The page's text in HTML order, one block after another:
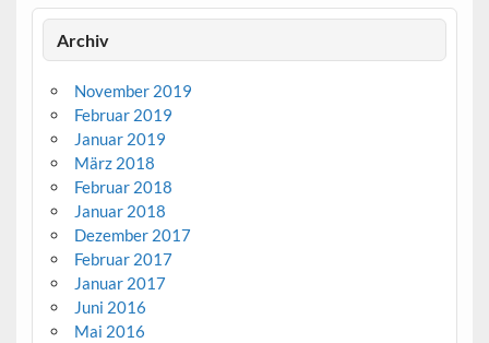
Archiv
November 2019
Februar 2019
Januar 2019
März 2018
Februar 2018
Januar 2018
Dezember 2017
Februar 2017
Januar 2017
Juni 2016
Mai 2016